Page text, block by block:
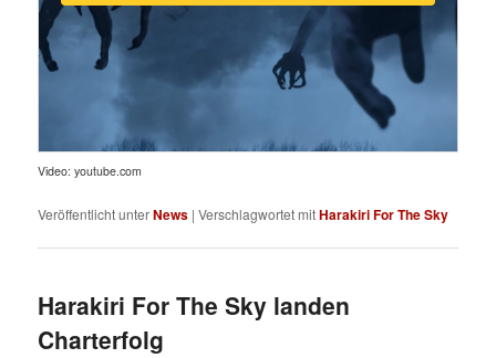
Video: youtube.com
Veröffentlicht unterNews |Verschlagwortet mitHarakiri For The Sky
Harakiri For The Sky landen
Charterfolg